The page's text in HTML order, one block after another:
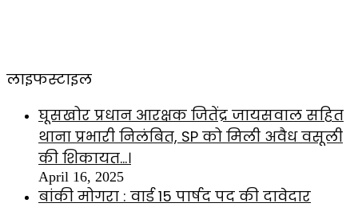
लाइफस्टाइल
घूसखोर प्रधान आरक्षक जितेंद्र जायसवाल सहित
थाना प्रभारी निलंबित, SP को मिली अवैध वसूली
की शिकायत…।
April 16, 2025
बांकी मोगरा : वार्ड 15 पार्षद पद की दावेदार